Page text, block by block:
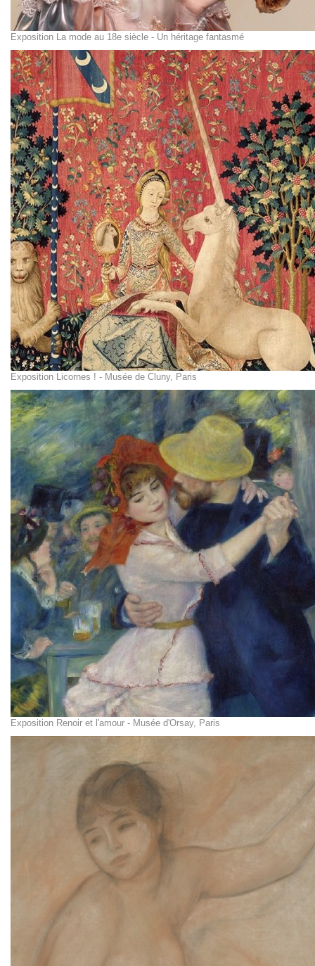
Exposition La mode au 18e siècle - Un héritage fantasmé
Exposition Licornes ! - Musée de Cluny, Paris
Exposition Renoir et l'amour - Musée d'Orsay, Paris